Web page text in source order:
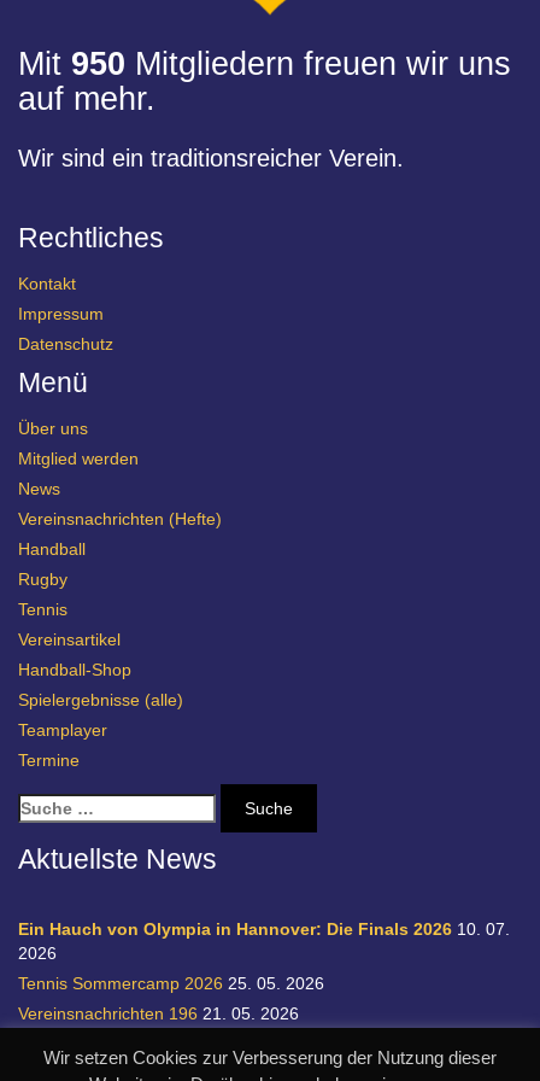
Mit 950 Mitgliedern freuen wir uns
auf mehr.
Wir sind ein traditionsreicher Verein.
Rechtliches
Kontakt
Impressum
Datenschutz
Menü
Über uns
Mitglied werden
News
Vereinsnachrichten (Hefte)
Handball
Rugby
Tennis
Vereinsartikel
Handball-Shop
Spielergebnisse (alle)
Teamplayer
Termine
S
u
c
n
a
c
:
Aktuellste News
Ein Hauch von Olympia in Hannover: Die Finals 2026 10. 07.
2026
Tennis Sommercamp 2026 25. 05. 2026
Vereinsnachrichten 196 21. 05. 2026
Relegation 1. Bundesliga Damen
28. 04. 2026
Wir setzen Cookies zur Verbesserung der Nutzung dieser